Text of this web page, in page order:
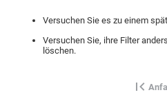
Versuchen Sie es zu einem
Versuchen Sie, ihre Filter
löschen.